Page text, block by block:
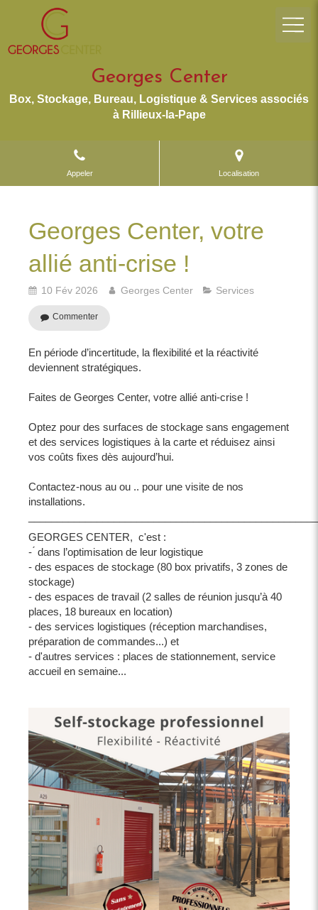
Georges Center
Box, Stockage, Bureau, Logistique & Services associés
à Rillieux-la-Pape
Appeler Localisation
Georges Center, votre
allié anti-crise !
10 Fév 2026 Georges Center Services
Commenter
En période d’incertitude, la flexibilité et la réactivité
deviennent stratégiques.
Faites de Georges Center, votre allié anti-crise !
Optez pour des surfaces de stockage sans engagement
et des services logistiques à la carte et réduisez ainsi
vos coûts fixes dès aujourd’hui.
Contactez-nous au ou .. pour une visite de nos
installations.
GEORGES CENTER, c'est :
- ́ dans l’optimisation de leur logistique
- des espaces de stockage (80 box privatifs, 3 zones de
stockage)
- des espaces de travail (2 salles de réunion jusqu’à 40
places, 18 bureaux en location)
- des services logistiques (réception marchandises,
préparation de commandes...) et
- d'autres services : places de stationnement, service
accueil en semaine...